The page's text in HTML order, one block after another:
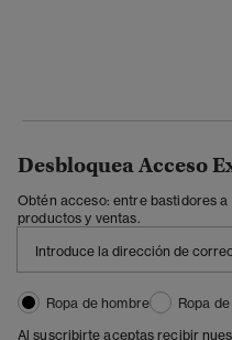
Desbloquea Acceso
Obtén acceso: entre bastidores
productos y ventas.
Ropa de hombre
Ropa
Al suscribirte aceptas recibir